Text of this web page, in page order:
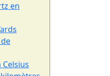
en